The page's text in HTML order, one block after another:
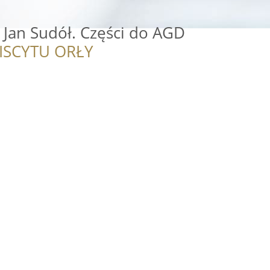
Sudół. Części do AGD
ORŁY